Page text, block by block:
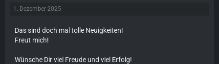
1. Dezember 2025
Das sind doch mal tolle Neuigkeiten!
Freut mich!
Wünsche Dir viel Freude und viel Erfolg!